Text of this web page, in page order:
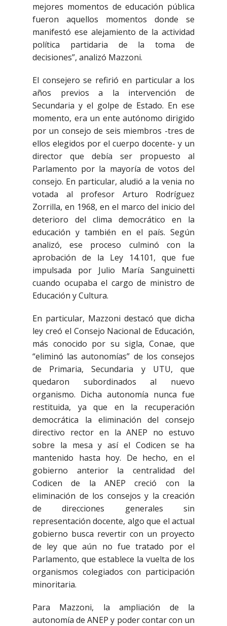
mejores momentos de educación pública
fueron aquellos momentos donde se
manifestó ese alejamiento de la actividad
política partidaria de la toma de
decisiones”, analizó Mazzoni.
El consejero se refirió en particular a los
años previos a la intervención de
Secundaria y el golpe de Estado. En ese
momento, era un ente autónomo dirigido
por un consejo de seis miembros -tres de
ellos elegidos por el cuerpo docente- y un
director que debía ser propuesto al
Parlamento por la mayoría de votos del
consejo. En particular, aludió a la venia no
votada al profesor Arturo Rodríguez
Zorrilla, en 1968, en el marco del inicio del
deterioro del clima democrático en la
educación y también en el país. Según
analizó, ese proceso culminó con la
aprobación de la Ley 14.101, que fue
impulsada por Julio María Sanguinetti
cuando ocupaba el cargo de ministro de
Educación y Cultura.
En particular, Mazzoni destacó que dicha
ley creó el Consejo Nacional de Educación,
más conocido por su sigla, Conae, que
“eliminó las autonomías” de los consejos
de Primaria, Secundaria y UTU, que
quedaron subordinados al nuevo
organismo. Dicha autonomía nunca fue
restituida, ya que en la recuperación
democrática la eliminación del consejo
directivo rector en la ANEP no estuvo
sobre la mesa y así el Codicen se ha
mantenido hasta hoy. De hecho, en el
gobierno anterior la centralidad del
Codicen de la ANEP creció con la
eliminación de los consejos y la creación
de direcciones generales sin
representación docente, algo que el actual
gobierno busca revertir con un proyecto
de ley que aún no fue tratado por el
Parlamento, que establece la vuelta de los
organismos colegiados con participación
minoritaria.
Para Mazzoni, la ampliación de la
autonomía de ANEP y poder contar con un